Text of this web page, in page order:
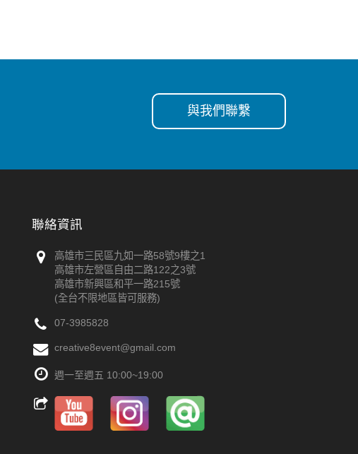
與我們聯繫
聯絡資訊
高雄市三民區九如一路58號9樓之1
高雄市左營區自由二路122之3號
高雄市新興區和平一路215號
(全台不限地區皆可服務)
07-3985828
creative8event@gmail.com
週一至週五 10:00~19:00